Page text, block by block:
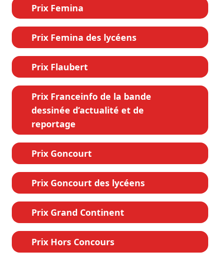
Prix Femina
Prix Femina des lycéens
Prix Flaubert
Prix Franceinfo de la bande
dessinée d’actualité et de
reportage
Prix Goncourt
Prix Goncourt des lycéens
Prix Grand Continent
Prix Hors Concours